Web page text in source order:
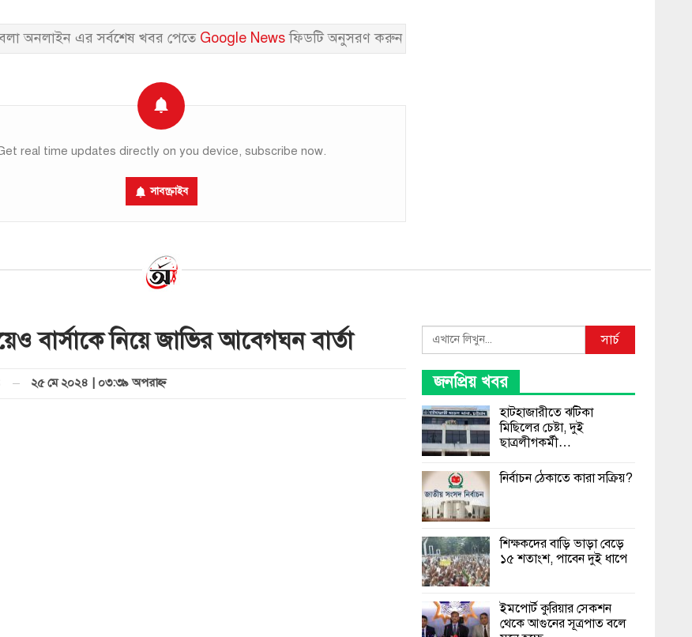
অনলাইন এর সর্বশেষ খবর পেতে Google Newsফিডটি অনুসরণ করুন
real time updates directly on you device, subscribe now.
সাবস্ক্রাইব
বার্সাকে নিয়ে জাভির আবেগঘন বার্তা
২৫ মে ২০২৪ | ০৩:৩৯ অপরাহ্ণ
Search সার্চ
জনপ্রিয় খবর
হাটহাজারীতে ঝটিকা
মিছিলের চেষ্টা, দুই
ছাত্রলীগকর্মী…
নির্বাচন ঠেকাতে কারা সক্রিয়?
শিক্ষকদের বাড়ি ভাড়া বেড়ে
১৫ শতাংশ, পাবেন দুই ধাপে
ইমপোর্ট কুরিয়ার সেকশন
থেকে আগুনের সূত্রপাত বলে